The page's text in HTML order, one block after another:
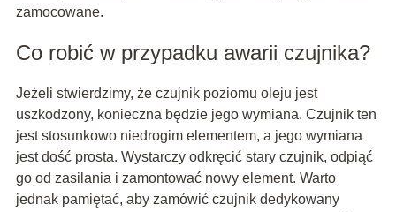
zamocowane.
Co robić w przypadku awarii czujnika?
Jeżeli stwierdzimy, że czujnik poziomu oleju jest
uszkodzony, konieczna będzie jego wymiana. Czujnik ten
jest stosunkowo niedrogim elementem, a jego wymiana
jest dość prosta. Wystarczy odkręcić stary czujnik, odpiąć
go od zasilania i zamontować nowy element. Warto
jednak pamiętać, aby zamówić czujnik dedykowany